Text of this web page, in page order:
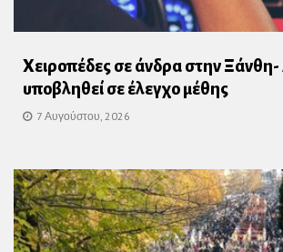
Χειροπέδες σε άνδρα στην
υποβληθεί σε έλεγχο μέθης
7 Αυγούστου, 2026